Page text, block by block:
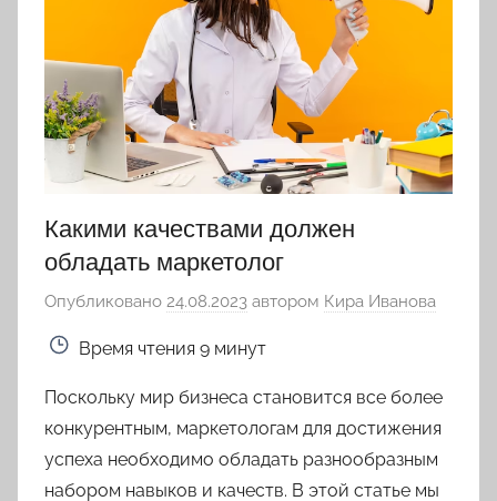
Какими качествами должен
обладать маркетолог
Опубликовано 24.08.2023 автором Кира Иванова
Время чтения 9 минут
Поскольку мир бизнеса становится все более
конкурентным, маркетологам для достижения
успеха необходимо обладать разнообразным
набором навыков и качеств. В этой статье мы